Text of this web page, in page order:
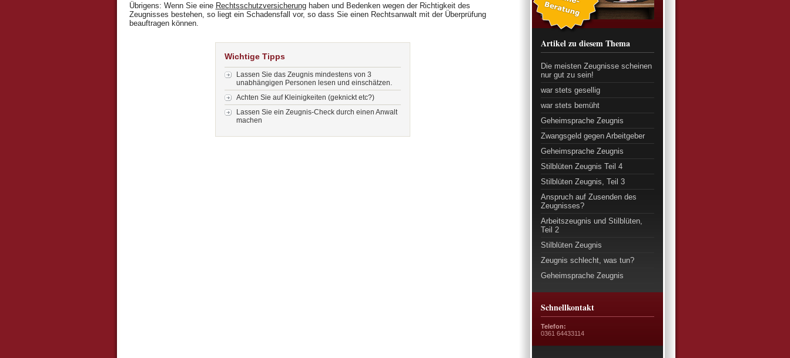
Artikel zu diesem Thema
Die meisten Zeugnisse scheinen
nur gut zu sein!
war stets gesellig
war stets bemüht
Geheimsprache Zeugnis
Zwangsgeld gegen Arbeitgeber
Geheimsprache Zeugnis
Stilblüten Zeugnis Teil 4
Stilblüten Zeugnis, Teil 3
Anspruch auf Zusenden des
Zeugnisses?
Arbeitszeugnis und Stilblüten,
Teil 2
Stilblüten Zeugnis
Zeugnis schlecht, was tun?
Geheimsprache Zeugnis
Schnellkontakt
Telefon:
0361 64433114
Übrigens: Wenn Sie eine Rechtsschutzversicherunghaben und Bedenken wegen der Richtigkeit des
Zeugnisses bestehen, so liegt ein Schadensfall vor, so dass Sie einen Rechtsanwalt mit der Überprüfung
beauftragen können.
Wichtige Tipps
Lassen Sie das Zeugnis mindestens von 3
unabhängigen Personen lesen und einschätzen.
Achten Sie auf Kleinigkeiten (geknickt etc?)
Lassen Sie ein Zeugnis-Check durch einen Anwalt
machen